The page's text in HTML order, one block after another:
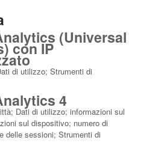
(Universal
con IP
di utilizzo; Strumenti di
4
Dati di utilizzo; informazioni sul
sul dispositivo; numero di
delle sessioni; Strumenti di